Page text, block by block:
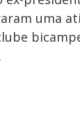
uma